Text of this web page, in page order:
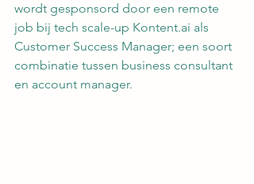
wordt gesponsord door een remote
job bij tech scale-up Kontent.ai als
Customer Success Manager; een soort
combinatie tussen business consultant
en account manager.